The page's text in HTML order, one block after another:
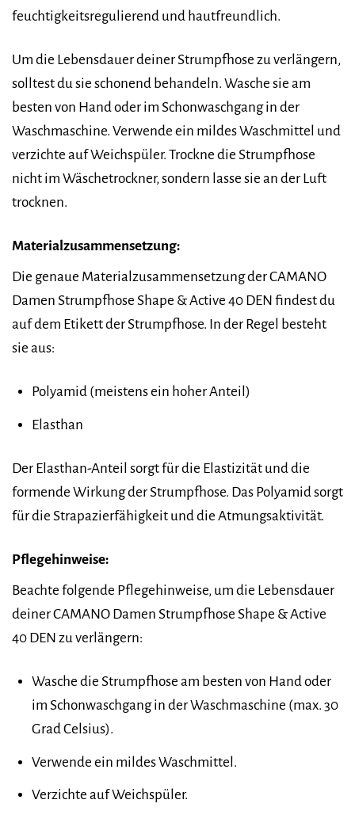
feuchtigkeitsregulierend und hautfreundlich.
Um die Lebensdauer deiner Strumpfhose zu verlängern,
solltest du sie schonend behandeln. Wasche sie am
besten von Hand oder im Schonwaschgang in der
Waschmaschine. Verwende ein mildes Waschmittel und
verzichte auf Weichspüler. Trockne die Strumpfhose
nicht im Wäschetrockner, sondern lasse sie an der Luft
trocknen.
Materialzusammensetzung:
Die genaue Materialzusammensetzung der CAMANO
Damen Strumpfhose Shape & Active 40 DEN findest du
auf dem Etikett der Strumpfhose. In der Regel besteht
sie aus:
Polyamid (meistens ein hoher Anteil)
Elasthan
Der Elasthan-Anteil sorgt für die Elastizität und die
formende Wirkung der Strumpfhose. Das Polyamid sorgt
für die Strapazierfähigkeit und die Atmungsaktivität.
Pflegehinweise:
Beachte folgende Pflegehinweise, um die Lebensdauer
deiner CAMANO Damen Strumpfhose Shape & Active
40 DEN zu verlängern:
Wasche die Strumpfhose am besten von Hand oder
im Schonwaschgang in der Waschmaschine (max. 30
Grad Celsius).
Verwende ein mildes Waschmittel.
Verzichte auf Weichspüler.